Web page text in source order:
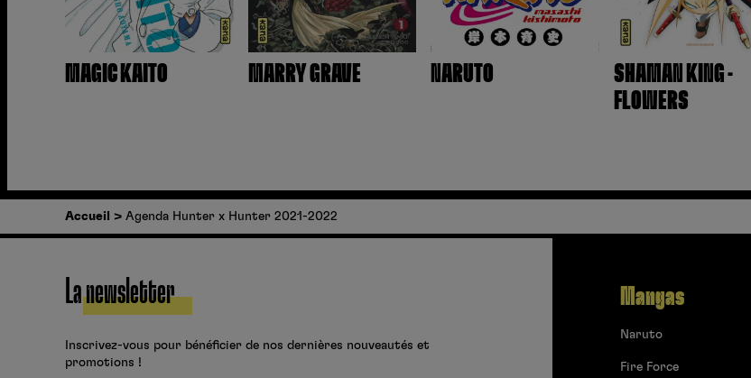
MAGIC KAITO MARRY GRAVE NARUTO
SHAMAN KING -
FLOWERS
Accueil Agenda Hunter x Hunter 2021-2022
La newsletter
Inscrivez-vous pour bénéficier de nos dernières nouveautés et
promotions !
Mangas
Naruto
Fire Force